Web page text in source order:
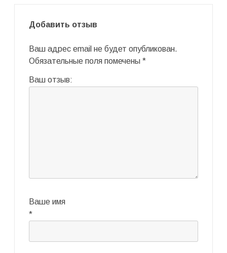
Добавить отзыв
Ваш адрес email не будет опубликован.
Обязательные поля помечены *
Ваш отзыв:
Ваше имя
*